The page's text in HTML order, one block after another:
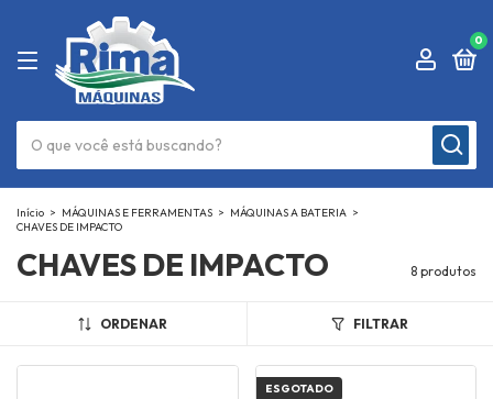
0
Início > MÁQUINAS E FERRAMENTAS > MÁQUINAS A BATERIA >
CHAVES DE IMPACTO
CHAVES DE IMPACTO 8 produtos
ORDENAR FILTRAR
ESGOTADO